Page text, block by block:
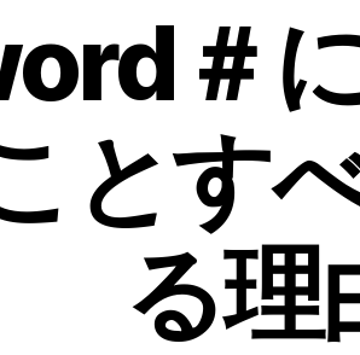
＃
とす
る理